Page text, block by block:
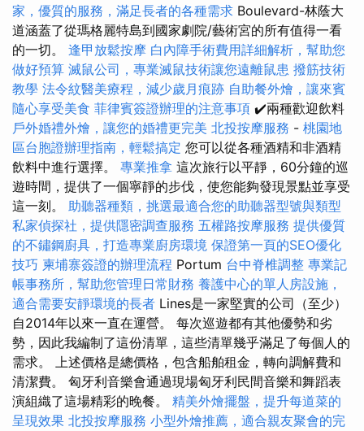
家，優質的服務，滿足長者的各種需求 Boulevard-林蔭大
道涵蓋了從瑪格麗特島到國家劇院/藝術宮的所有值得一看
的一切。 逢甲放鬆按摩 白內障手術費用詳細解析，幫助您
做好預算 滅鼠公司，專業滅鼠技術讓您遠離鼠患 撥筋技術
教學 法令紋醫美療程，減少歲月痕跡 自助餐外燴，讓來賓
隨心享受美食 菲律賓簽證辦理的注意事項 ✔️兩種歡迎飲料
戶外婚禮外燴，讓您的婚禮更完美 北投按摩服務 - 桃園地
區台胞證辦理指南，輕鬆搞定 您可以從各種酒精和非酒精
飲料中進行選擇。 專業推拿 這次旅行以平靜，60分鐘的巡
遊時間，提供了一個寧靜的步伐，使您能夠發現景點並享受
這一刻。 助聽器種類，挑選最適合您的助聽器型號與類型
私家偵探社，提供隱密調查服務 五權路按摩服務 提供優質
的不鏽鋼廚具，打造專業廚房環境 保證第一頁的SEO優化
技巧 柬埔寨簽證的辦理流程 Portum 台中脊椎調整 專業記
帳事務所，幫助您管理日常財務 養護中心的單人房設施，
適合需要安靜環境的長者 Lines是一家堅實的公司（至少）
自2014年以來一直在運營。 每次巡遊都有其他優勢和劣
勢，因此我編制了這份清單，這些清單幾乎滿足了每個人的
需求。 上述價格是總價格，包含船舶租金，轉向調解費和
清潔費。 匈牙利音樂會通過現場匈牙利民間音樂和舞蹈表
演組織了這場精彩的晚餐。 精美外燴擺盤，提升每道菜的
呈現效果 北投按摩服務 小型外燴推薦，適合親友聚會的完